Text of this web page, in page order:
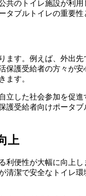
のトイレ施設が利
ブルトイレの重要
す。例えば、外出
護受給者の方々が
ます。
した社会参加を促
受給者向けポータ
上
便性が大幅に向上
潔で安全なトイレ